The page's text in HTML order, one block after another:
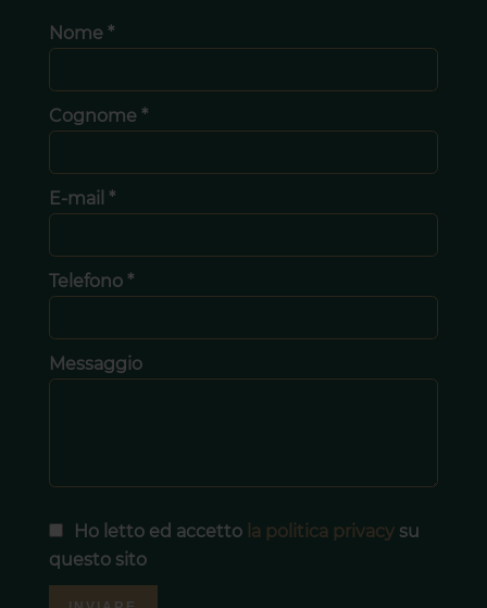
Nome *
Cognome *
E-mail *
Telefono *
Messaggio
Ho letto ed accetto la politica privacysu
questo sito